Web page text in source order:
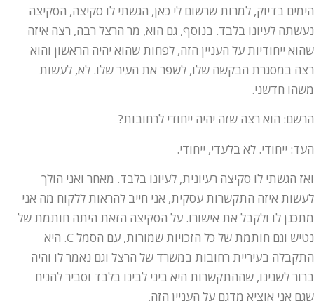
הימים בדיוק, למרות שרשום לי כאן, הגשתי לו סקיצה, הסקיצה
נעשתה לעיונו בלבד. בנוסף, גם הוא, מר הרצל רבה, רצה איזה
שהוא ייחודיות על העניין הזה, לפחות שהוא יהיה הראשון והוא
רצה במסגרת הבקשה שלו, לשפר את העיר שלו. לא, לעשות
משהו חדשני.
הרשם: הוא רצה שזה יהיה ייחודי לרחובות?
העד: ייחודי. לא בלעדי, ייחודי.
ואז הגשתי לו סקיצה רעיונית, לעיונו בלבד. מאחר ואני הולך
לעשות איזה התקשרות עסקית, אני חייב להראות ללקוח מה אני
מתכנן לו ולקבל את אישורו. על הסקיצה הזאת היתה חותמת של
נטיש וגם חותמת של כל הזכויות שמורות, עם הסמל C. היא
התקבלה בעיריית רחובות במשרד של הרצל וגם נאמר לו והיה
ברור לשנינו, שההתקשרות היא ביני לבינו בלבד וסביר להניח
שגם אני אוציא מדגם על העניין הזה.